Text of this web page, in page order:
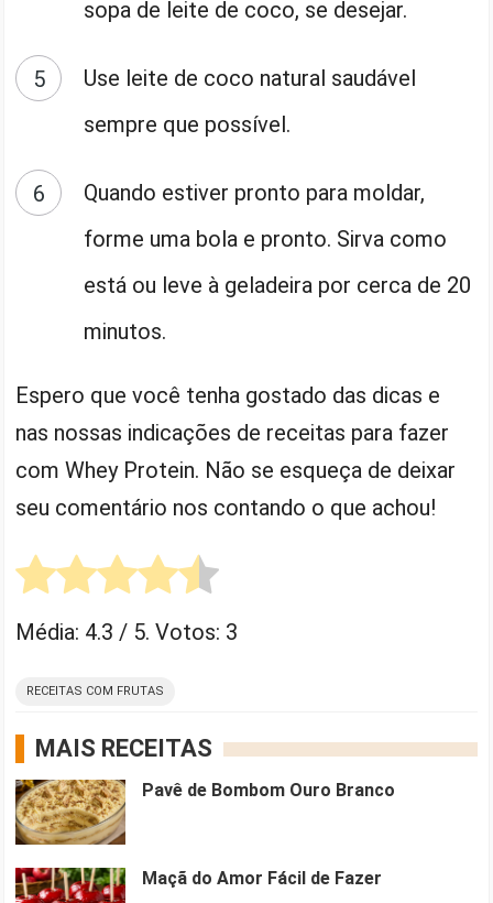
sopa de leite de coco, se desejar.
Use leite de coco natural saudável
sempre que possível.
Quando estiver pronto para moldar,
forme uma bola e pronto. Sirva como
está ou leve à geladeira por cerca de 20
minutos.
Espero que você tenha gostado das dicas e
nas nossas indicações de receitas para fazer
com Whey Protein. Não se esqueça de deixar
seu comentário nos contando o que achou!
Média: 4.3 / 5. Votos: 3
RECEITAS COM FRUTAS
MAIS RECEITAS
Pavê de Bombom Ouro Branco
Maçã do Amor Fácil de Fazer